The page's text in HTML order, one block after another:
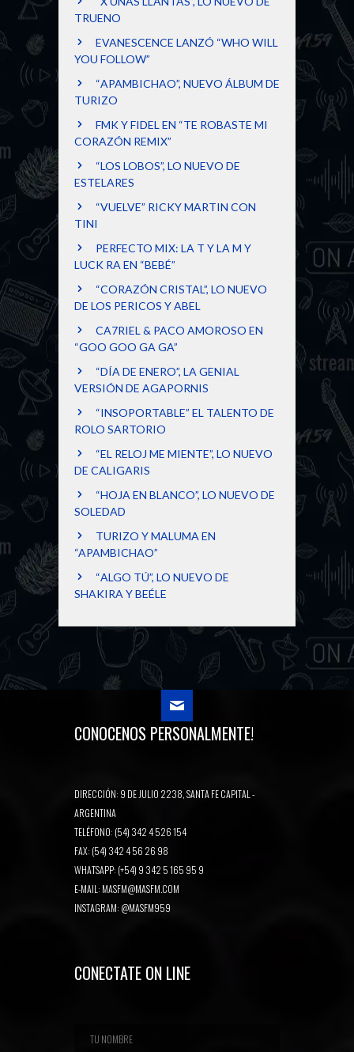
TRUENO
EVANESCENCE LANZÓ “WHO WILL
YOU FOLLOW”
“APAMBICHAO”, NUEVO ÁLBUM DE
TURIZO
FMK Y FIDEL EN “TE ROBASTE MI
CORAZÓN REMIX”
“LOS LOBOS”, LO NUEVO DE
ESTELARES
“VUELVE” RICKY MARTIN CON
TINI
PERFECTO MIX: LA T Y LA M Y
LUCK RA EN “BEBÉ”
“CORAZÓN CRISTAL”, LO NUEVO
DE LOS PERICOS Y ABEL
CA7RIEL & PACO AMOROSO EN
“GOO GOO GA GA”
“DÍA DE ENERO”, LA GENIAL
VERSIÓN DE AGAPORNIS
“INSOPORTABLE” EL TALENTO DE
ROLO SARTORIO
“EL RELOJ ME MIENTE”, LO NUEVO
DE CALIGARIS
“HOJA EN BLANCO”, LO NUEVO DE
SOLEDAD
TURIZO Y MALUMA EN
“APAMBICHAO”
“ALGO TÚ”, LO NUEVO DE
SHAKIRA Y BEÉLE
CONOCENOS PERSONALMENTE!
DIRECCIÓN: 9 DE JULIO 2238, SANTA FE CAPITAL -
ARGENTINA
TELÉFONO: (54) 342 4 526 154
FAX: (54) 342 4 56 26 98
WHATSAPP: (+54) 9 342 5 165 95 9
E-MAIL: MASFM@MASFM.COM
INSTAGRAM: @MASFM959
CONECTATE ON LINE